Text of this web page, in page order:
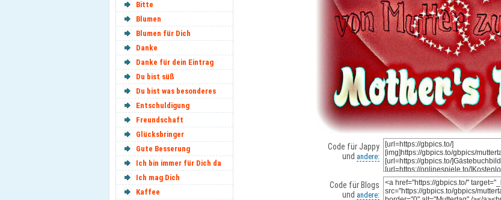
Bitte
Blumen
Blumen für Dich
Danke
Danke für dein Eintrag
Du bist süß
Du bist was besonderes
Entschuldigung
Freundschaft
Glücksbringer
Gute Besserung
Ich bin immer für Dich da
Ich mag Dich
Kaffee
Code für Jappy
und andere:
Code für Blogs
und andere: